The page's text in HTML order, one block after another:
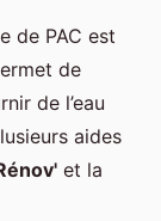
de PAC est
de
de l’eau
aides
et la